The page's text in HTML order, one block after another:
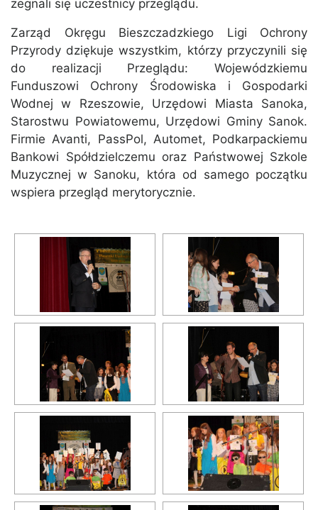
żegnali się uczestnicy przeglądu.
Zarząd Okręgu Bieszczadzkiego Ligi Ochrony
Przyrody dziękuje wszystkim, którzy przyczynili się
do realizacji Przeglądu: Wojewódzkiemu
Funduszowi Ochrony Środowiska i Gospodarki
Wodnej w Rzeszowie, Urzędowi Miasta Sanoka,
Starostwu Powiatowemu, Urzędowi Gminy Sanok.
Firmie Avanti, PassPol, Automet, Podkarpackiemu
Bankowi Spółdzielczemu oraz Państwowej Szkole
Muzycznej w Sanoku, która od samego początku
wspiera przegląd merytorycznie.